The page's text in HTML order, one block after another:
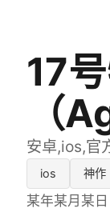
17
（
安卓,ios,官
ios 神作
某年某月某